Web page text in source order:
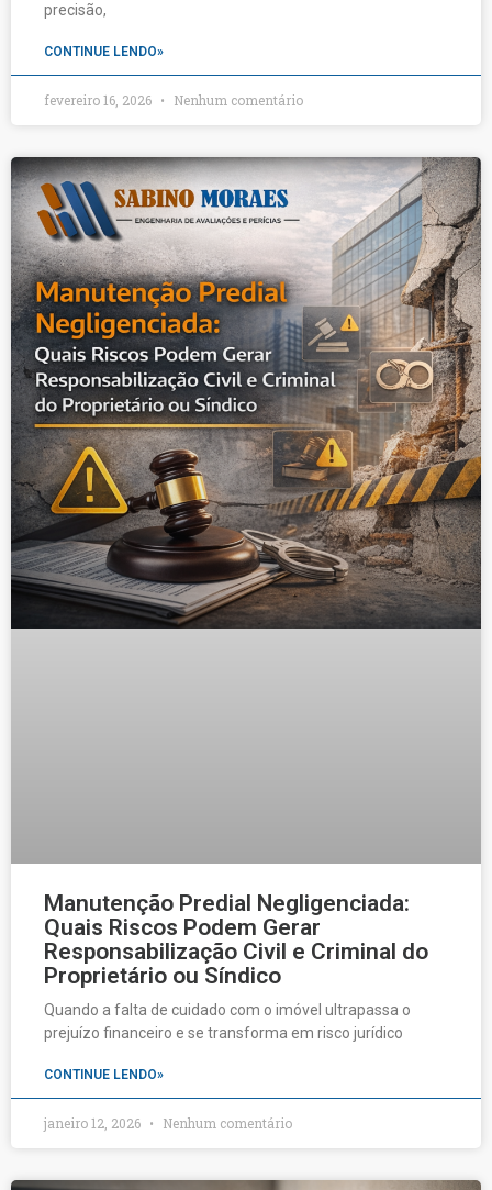
precisão,
CONTINUE LENDO»
fevereiro 16, 2026 Nenhum comentário
Manutenção Predial Negligenciada:
Quais Riscos Podem Gerar
Responsabilização Civil e Criminal do
Proprietário ou Síndico
Quando a falta de cuidado com o imóvel ultrapassa o
prejuízo financeiro e se transforma em risco jurídico
CONTINUE LENDO»
janeiro 12, 2026 Nenhum comentário